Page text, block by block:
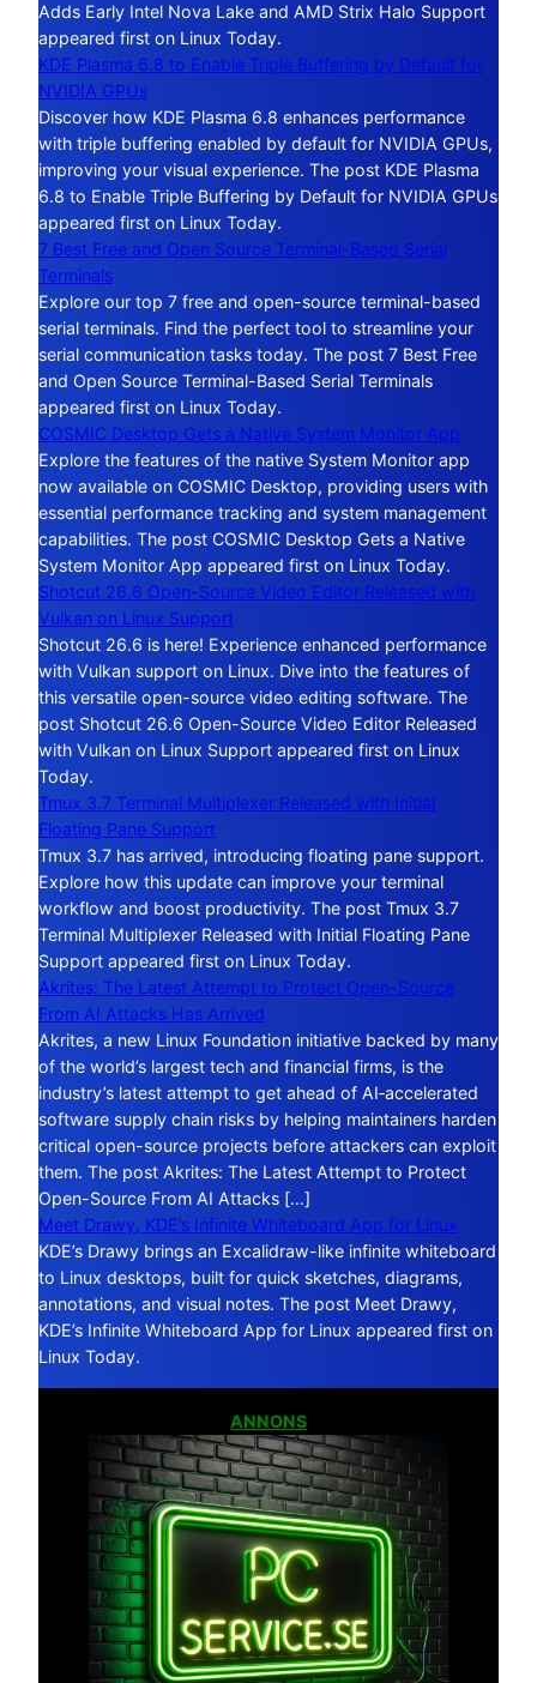
Adds Early Intel Nova Lake and AMD Strix Halo Support
appeared first on Linux Today.
KDE Plasma 6.8 to Enable Triple Buffering by Default for
NVIDIA GPUs
Discover how KDE Plasma 6.8 enhances performance
with triple buffering enabled by default for NVIDIA GPUs,
improving your visual experience. The post KDE Plasma
6.8 to Enable Triple Buffering by Default for NVIDIA GPUs
appeared first on Linux Today.
7 Best Free and Open Source Terminal-Based Serial
Terminals
Explore our top 7 free and open-source terminal-based
serial terminals. Find the perfect tool to streamline your
serial communication tasks today. The post 7 Best Free
and Open Source Terminal-Based Serial Terminals
appeared first on Linux Today.
COSMIC Desktop Gets a Native System Monitor App
Explore the features of the native System Monitor app
now available on COSMIC Desktop, providing users with
essential performance tracking and system management
capabilities. The post COSMIC Desktop Gets a Native
System Monitor App appeared first on Linux Today.
Shotcut 26.6 Open-Source Video Editor Released with
Vulkan on Linux Support
Shotcut 26.6 is here! Experience enhanced performance
with Vulkan support on Linux. Dive into the features of
this versatile open-source video editing software. The
post Shotcut 26.6 Open-Source Video Editor Released
with Vulkan on Linux Support appeared first on Linux
Today.
Tmux 3.7 Terminal Multiplexer Released with Initial
Floating Pane Support
Tmux 3.7 has arrived, introducing floating pane support.
Explore how this update can improve your terminal
workflow and boost productivity. The post Tmux 3.7
Terminal Multiplexer Released with Initial Floating Pane
Support appeared first on Linux Today.
Akrites: The Latest Attempt to Protect Open-Source
From AI Attacks Has Arrived
Akrites, a new Linux Foundation initiative backed by many
of the world’s largest tech and financial firms, is the
industry’s latest attempt to get ahead of AI‑accelerated
software supply chain risks by helping maintainers harden
critical open-source projects before attackers can exploit
them. The post Akrites: The Latest Attempt to Protect
Open-Source From AI Attacks […]
Meet Drawy, KDE’s Infinite Whiteboard App for Linux
KDE’s Drawy brings an Excalidraw-like infinite whiteboard
to Linux desktops, built for quick sketches, diagrams,
annotations, and visual notes. The post Meet Drawy,
KDE’s Infinite Whiteboard App for Linux appeared first on
Linux Today.
ANNONS